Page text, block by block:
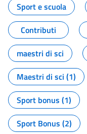
Sport e scuola
Contributi
maestri di sci
Maestri di sci (1)
Sport bonus (1)
Sport Bonus (2)